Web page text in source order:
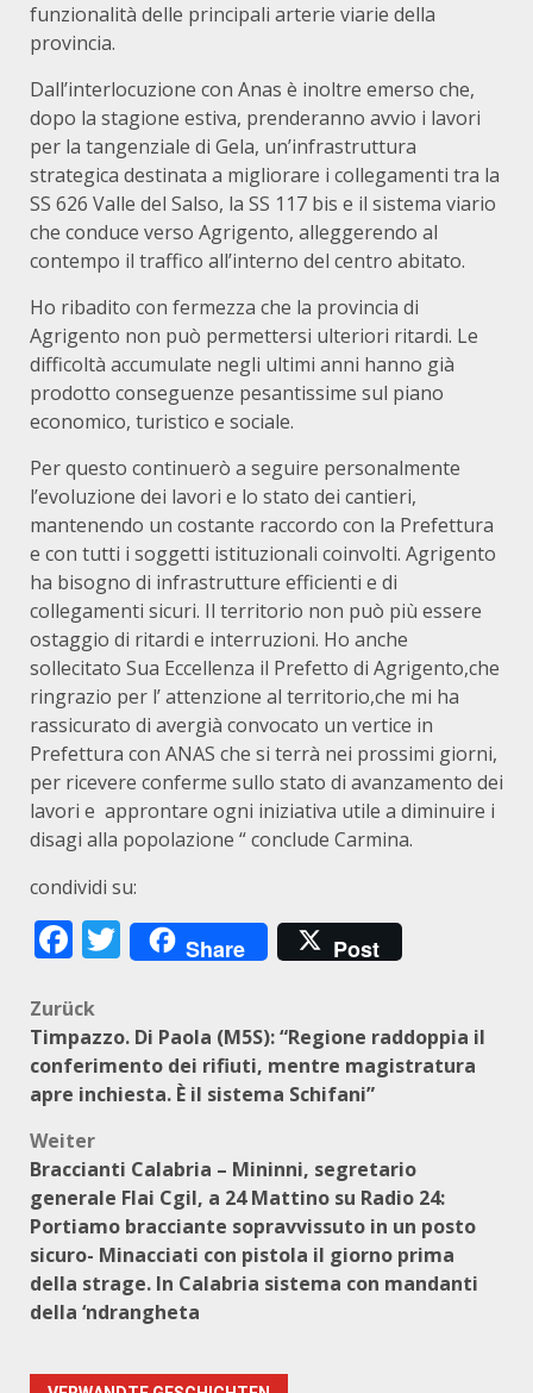
funzionalità delle principali arterie viarie della
provincia.
Dall’interlocuzione con Anas è inoltre emerso che,
dopo la stagione estiva, prenderanno avvio i lavori
per la tangenziale di Gela, un’infrastruttura
strategica destinata a migliorare i collegamenti tra la
SS 626 Valle del Salso, la SS 117 bis e il sistema viario
che conduce verso Agrigento, alleggerendo al
contempo il traffico all’interno del centro abitato.
Ho ribadito con fermezza che la provincia di
Agrigento non può permettersi ulteriori ritardi. Le
difficoltà accumulate negli ultimi anni hanno già
prodotto conseguenze pesantissime sul piano
economico, turistico e sociale.
Per questo continuerò a seguire personalmente
l’evoluzione dei lavori e lo stato dei cantieri,
mantenendo un costante raccordo con la Prefettura
e con tutti i soggetti istituzionali coinvolti. Agrigento
ha bisogno di infrastrutture efficienti e di
collegamenti sicuri. Il territorio non può più essere
ostaggio di ritardi e interruzioni. Ho anche
sollecitato Sua Eccellenza il Prefetto di Agrigento,che
ringrazio per l’ attenzione al territorio,che mi ha
rassicurato di avergià convocato un vertice in
Prefettura con ANAS che si terrà nei prossimi giorni,
per ricevere conferme sullo stato di avanzamento dei
lavori e approntare ogni iniziativa utile a diminuire i
disagi alla popolazione “ conclude Carmina.
condividi su:
Facebook
Twitter
Share Post
Beitragsnavigation
Zurück
Timpazzo. Di Paola (M5S): “Regione raddoppia il
conferimento dei rifiuti, mentre magistratura
apre inchiesta. È il sistema Schifani”
Weiter
Braccianti Calabria – Mininni, segretario
generale Flai Cgil, a 24 Mattino su Radio 24:
Portiamo bracciante sopravvissuto in un posto
sicuro- Minacciati con pistola il giorno prima
della strage. In Calabria sistema con mandanti
della ‘ndrangheta